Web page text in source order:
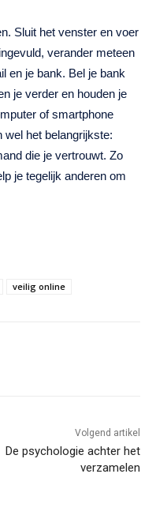
Sluit het venster en voer
verander meteen
en je bank. Bel je bank
je verder en houden je
of smartphone
het belangrijkste:
die je vertrouwt. Zo
je tegelijk anderen om
veilig online
Volgend artikel
De psychologie achter het
verzamelen